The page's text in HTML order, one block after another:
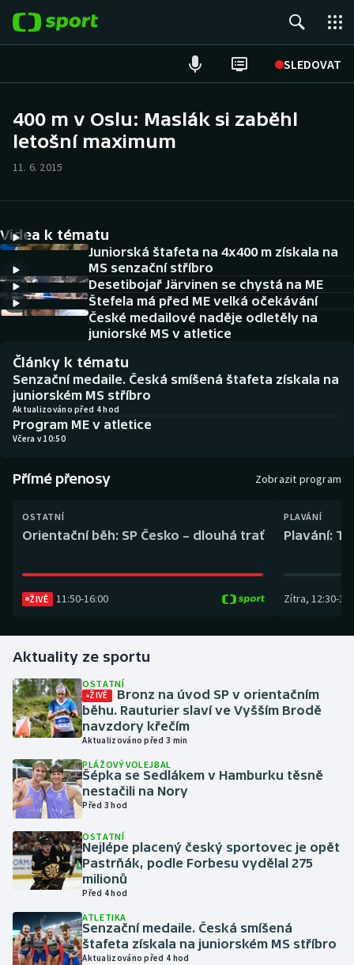
SLEDOVAT
Hokej
Cyklistika
DALŠÍ SPORTY
Americký fotbal
Baseball a softbal
Basketbal
Biatlon
Boby a skeleton
Box
Dostihy
Florbal
Golf
Gymnastika
Házená
Jezdectví
Judo
Krasobruslení
Lezení
NEPŘEHLÉDNĚTE
Soutěže
Historické návraty
Aplikace ČT sport
AZ kvíz
400 m v Oslu: Maslák si zaběhl
letošní maximum
11. 6. 2015
Videa k tématu
Juniorská štafeta na 4x400 m získala na
MS senzační stříbro
Desetibojař Järvinen se chystá na ME
Štefela má před ME velká očekávání
České medailové naděje odletěly na
juniorské MS v atletice
Články k tématu
Senzační medaile. Česká smíšená štafeta získala na
juniorském MS stříbro
Aktualizováno před 4 hod
Program ME v atletice
Včera v 10:50
Přímé přenosy Zobrazit program
OSTATNÍ
Orientační běh: SP Česko – dlouhá trať
ŽIVĚ 11:50-16:00
PLAVÁNÍ
Plavání:
Zítra, 12:30-
Aktuality ze sportu
OSTATNÍ
ŽIVĚ
Bronz na úvod SP v orientačním
běhu. Rauturier slaví ve Vyšším Brodě
navzdory křečím
Aktualizováno před 3 min
PLÁŽOVÝ VOLEJBAL
Šépka se Sedlákem v Hamburku těsně
nestačili na Nory
Před 3 hod
OSTATNÍ
Nejlépe placený český sportovec je opět
Pastrňák, podle Forbesu vydělal 275
milionů
Před 4 hod
ATLETIKA
Senzační medaile. Česká smíšená
štafeta získala na juniorském MS stříbro
Aktualizováno před 4 hod